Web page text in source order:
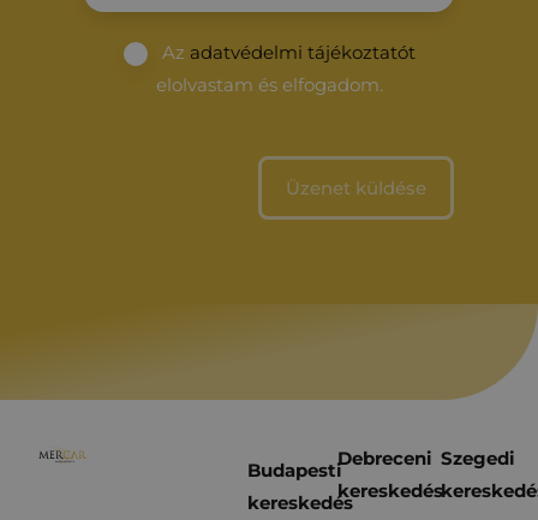
Az adatvédelmi tájékoztatót
elolvastam és elfogadom.
Budapesti
kereskedés
Debreceni
kereskedés
Szegedi